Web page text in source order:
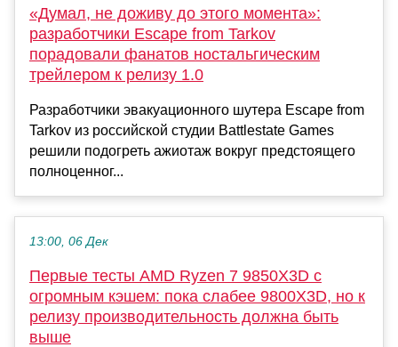
«Думал, не доживу до этого момента»:
разработчики Escape from Tarkov
порадовали фанатов ностальгическим
трейлером к релизу 1.0
Разработчики эвакуационного шутера Escape from
Tarkov из российской студии Battlestate Games
решили подогреть ажиотаж вокруг предстоящего
полноценног...
13:00, 06 Дек
Первые тесты AMD Ryzen 7 9850X3D с
огромным кэшем: пока слабее 9800X3D, но к
релизу производительность должна быть
выше